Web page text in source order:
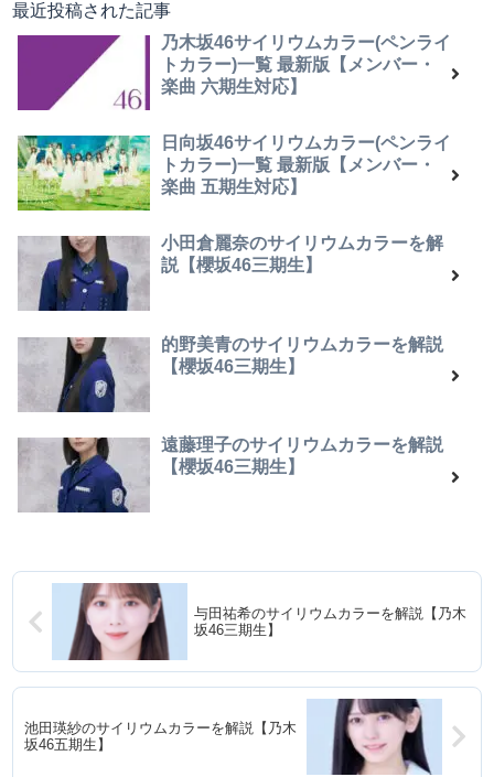
最近投稿された記事
乃木坂46サイリウムカラー(ペンライ
トカラー)一覧 最新版【メンバー・
楽曲 六期生対応】
日向坂46サイリウムカラー(ペンライ
トカラー)一覧 最新版【メンバー・
楽曲 五期生対応】
小田倉麗奈のサイリウムカラーを解
説【櫻坂46三期生】
的野美青のサイリウムカラーを解説
【櫻坂46三期生】
遠藤理子のサイリウムカラーを解説
【櫻坂46三期生】
与田祐希のサイリウムカラーを解説【乃木
坂46三期生】
池田瑛紗のサイリウムカラーを解説【乃木
坂46五期生】